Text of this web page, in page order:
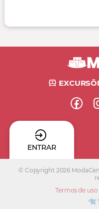
ENTRAR
© Copyright 2026
Termos de uso